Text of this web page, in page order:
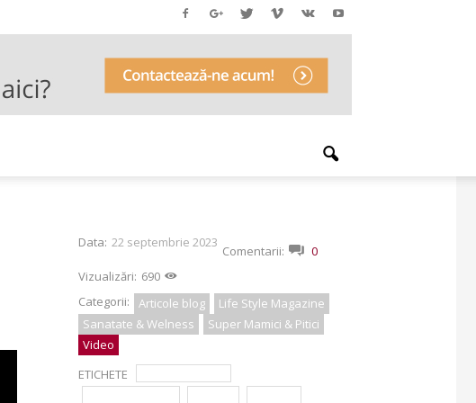
Data: 22 septembrie 2023
Comentarii:
0
Vizualizări: 690
Categorii:
Articole blog
Life Style Magazine
Sanatate & Welness
Super Mamici & Pitici
Video
ETICHETE